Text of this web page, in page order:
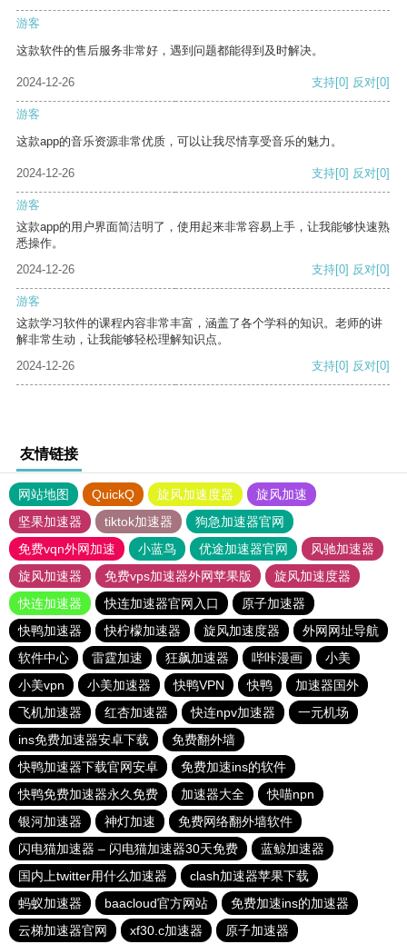
游客
这款软件的售后服务非常好，遇到问题都能得到及时解决。
2024-12-26 支持[0] 反对[0]
游客
这款app的音乐资源非常优质，可以让我尽情享受音乐的魅力。
2024-12-26 支持[0] 反对[0]
游客
这款app的用户界面简洁明了，使用起来非常容易上手，让我能够快速熟
悉操作。
2024-12-26
支持[0] 反对[0]
游客
这款学习软件的课程内容非常丰富，涵盖了各个学科的知识。老师的讲
解非常生动，让我能够轻松理解知识点。
2024-12-26
支持[0] 反对[0]
友情链接
网站地图 QuickQ 旋风加速度器
旋风加速
坚果加速器
tiktok加速器
狗急加速器官网
免费vqn外网加速
小蓝鸟 优途加速器官网
风驰加速器
旋风加速器
免费vps加速器外网苹果版
旋风加速度器
快连加速器
快连加速器官网入口
原子加速器
快鸭加速器
快柠檬加速器 旋风加速度器
外网网址导航
软件中心
雷霆加速 狂飙加速器 哔咔漫画
小美
小美vpn
小美加速器 快鸭VPN 快鸭
加速器国外
飞机加速器
红杏加速器 快连npv加速器
一元机场
ins免费加速器安卓下载
免费翻外墙
快鸭加速器下载官网安卓
免费加速ins的软件
快鸭免费加速器永久免费
加速器大全
快喵npn
银河加速器
神灯加速
免费网络翻外墙软件
闪电猫加速器 – 闪电猫加速器30天免费
蓝鲸加速器
国内上twitter用什么加速器
clash加速器苹果下载
蚂蚁加速器
baacloud官方网站
免费加速ins的加速器
云梯加速器官网
xf30.c加速器 原子加速器